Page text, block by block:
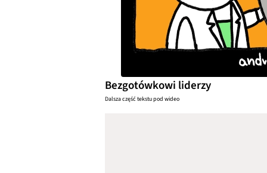
Bezgotówkowi liderzy
Dalsza część tekstu pod wideo